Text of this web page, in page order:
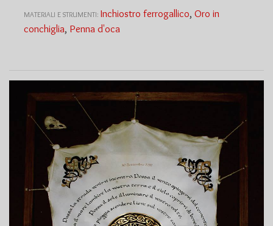
MATERIALI E STRUMENTI: Inchiostro ferrogallico, Oro in
conchiglia, Penna d'oca